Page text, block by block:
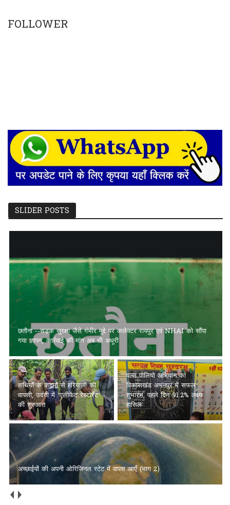
FOLLOWER
SLIDER POSTS
छतौना --सड़क सुरक्षा जैसे गंभीर मुद्दे पर कलेक्टर रायपुर एवं NHAI को सौंपा
गया ज्ञापन, कार्रवाई की मांग अब भी अधूरी
हाथियों के कदमों से हरियाली की
वापसी, उदंती में ‘एलीफेंट रेस्टोरेंट’
की शुरुआत
पल्स पोलियो अभियान का
विकासखंड अभनपुर में सफल
शुभारंभ, पहले दिन 91.2% लक्ष्य
हासिल
अच्छाईयों की अपनी ओरिजिनल स्टेट में वापस आएँ (भाग 2)